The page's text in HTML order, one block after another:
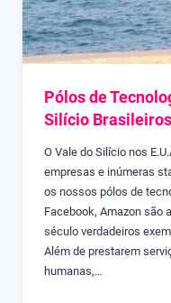
Pólos de
Silício Brasileiros
O Vale do Silício nos
empresas e inúmeras
os nossos pólos de
Facebook, Amazon são
século verdadeiros
Além de prestarem
humanas,…